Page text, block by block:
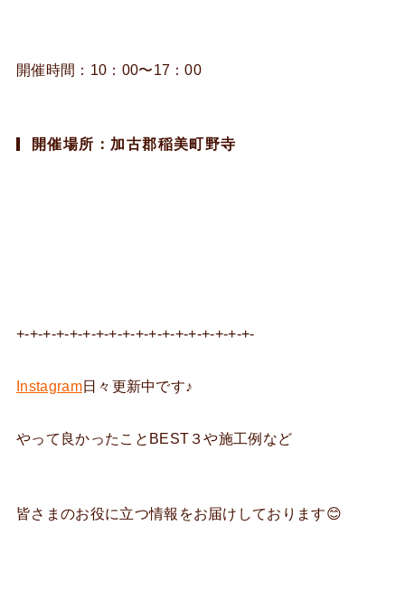
開催時間：10：00〜17：00
開催場所：加古郡稲美町野寺
+-+-+-+-+-+-+-+-+-+-+-+-+-+-+-+-+-+-
Instagram日々更新中です♪
やって良かったことBEST３や施工例など
皆さまのお役に立つ情報をお届けしております😊